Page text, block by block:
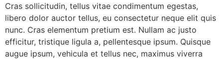
Cras sollicitudin, tellus vitae condimentum egestas,
libero dolor auctor tellus, eu consectetur neque elit quis
nunc. Cras elementum pretium est. Nullam ac justo
efficitur, tristique ligula a, pellentesque ipsum. Quisque
augue ipsum, vehicula et tellus nec, maximus viverra